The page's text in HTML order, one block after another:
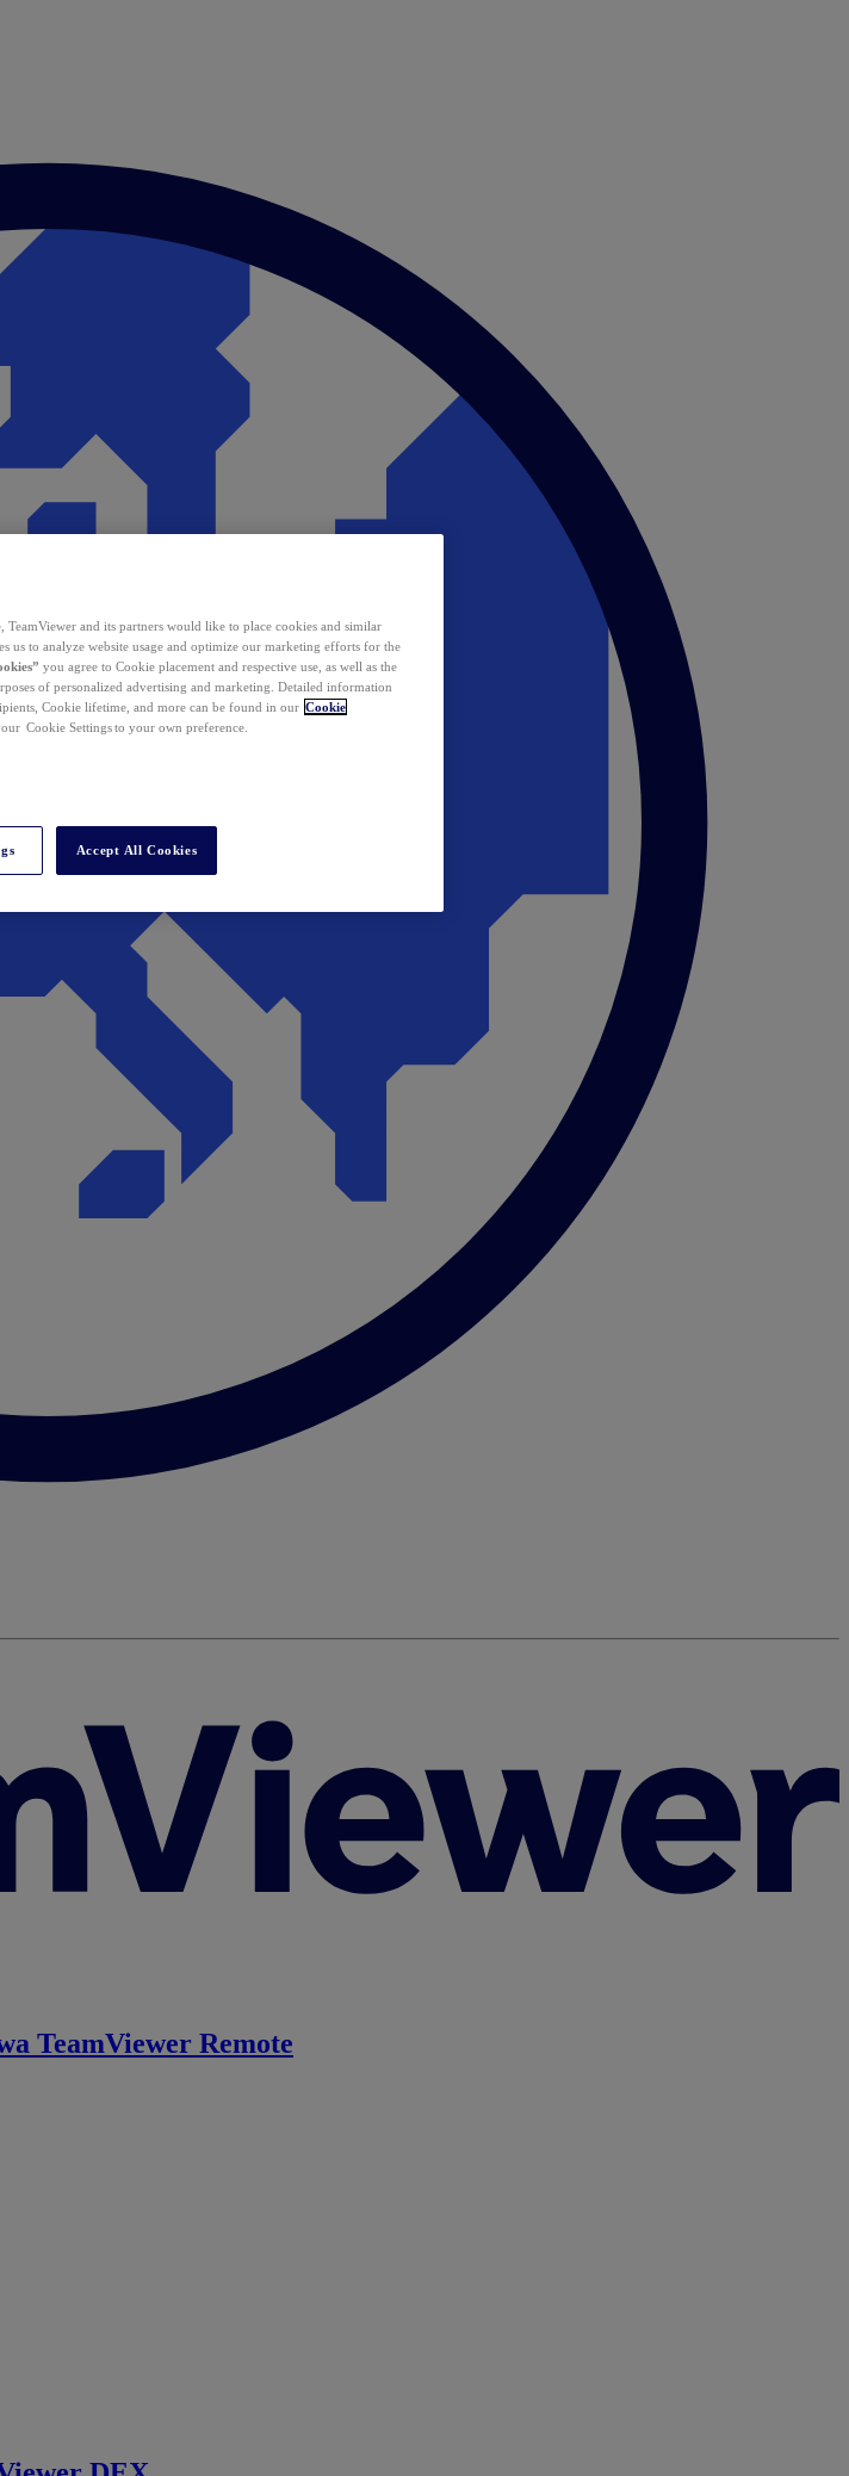
TeamViewer Remote
and its partners would like to place cookies and similar
us to analyze website usage and optimize our marketing efforts for the
you agree to Cookie placement and respective use, as well as the
of personalized advertising and marketing. Detailed information
Cookie lifetime, and more can be found in our Cookie
Cookie Settings to your own preference.
Accept All Cookies